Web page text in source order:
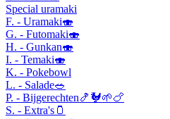
Special uramaki
F. - Uramaki🍣
G. - Futomaki🍣
H. - Gunkan🍣
I. - Temaki🍣
K. - Pokebowl
L. - Salade🥗
P. - Bijgerechten🍤🐓🌱🍗
S. - Extra's🫙